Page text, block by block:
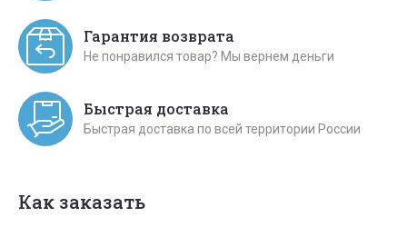
Гарантия возврата
Не понравился товар? Мы вернем деньги
Быстрая доставка
Быстрая доставка по всей территории России
Как заказать